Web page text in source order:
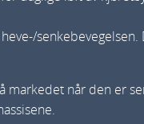
senkebevegelsen.
markedet når den er